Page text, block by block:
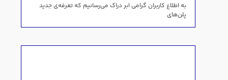
به اطلاع کاربران گرامی ابر دراک می‌رسانیم که تعرفه‌ی جدید
پلن‌های